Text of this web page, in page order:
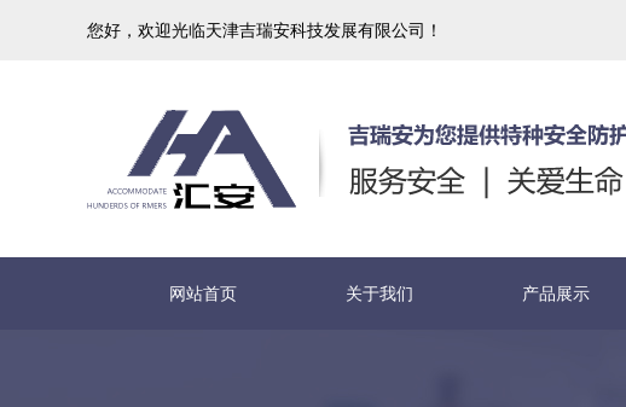
您好，欢迎光临天津吉瑞安科技发展有限公司！
网站首页 关于我们 产品展示